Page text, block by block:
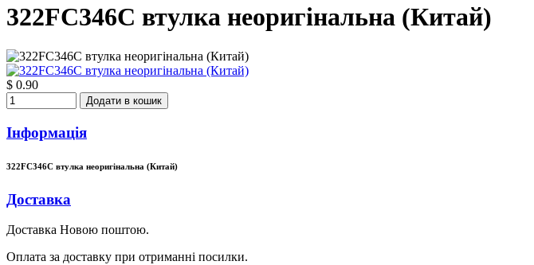
322FC346C втулка неоригінальна (Китай)
$ 0.90
Додати в кошик
Інформація
322FC346C втулка неоригінальна (Китай)
Доставка
Доставка Новою поштою.
Оплата за доставку при отриманні посилки.